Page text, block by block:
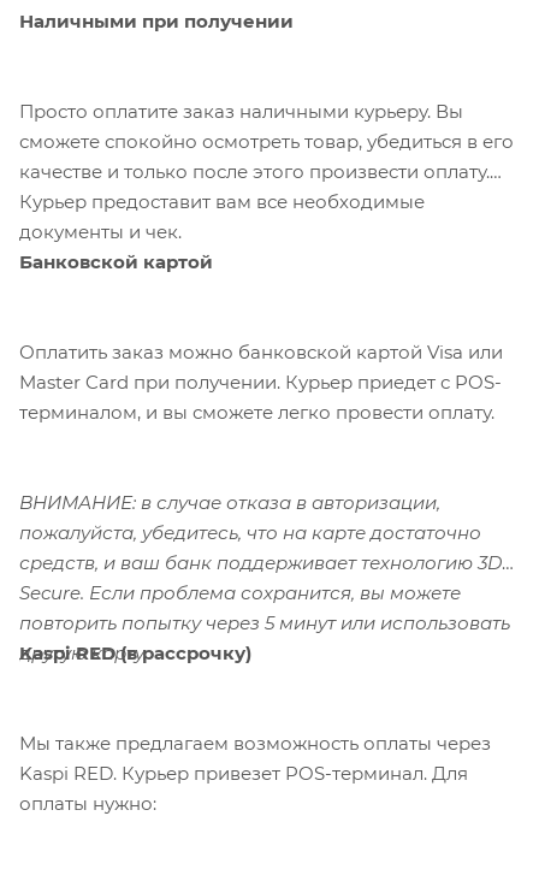
Наличными при получении
Просто оплатите заказ наличными курьеру. Вы
сможете спокойно осмотреть товар, убедиться в его
качестве и только после этого произвести оплату.
Курьер предоставит вам все необходимые
документы и чек.
Банковской картой
Оплатить заказ можно банковской картой Visa или
Master Card при получении. Курьер приедет с POS-
терминалом, и вы сможете легко провести оплату.
ВНИМАНИЕ: в случае отказа в авторизации,
пожалуйста, убедитесь, что на карте достаточно
средств, и ваш банк поддерживает технологию 3D-
Secure. Если проблема сохранится, вы можете
повторить попытку через 5 минут или использовать
другую карту.
Kaspi RED (в рассрочку)
Мы также предлагаем возможность оплаты через
Kaspi RED. Курьер привезет POS-терминал. Для
оплаты нужно: